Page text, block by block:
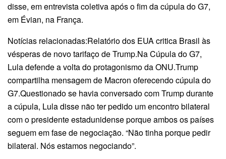
disse, em entrevista coletiva após o fim da cúpula do G7,
em Évian, na França.
Notícias relacionadas:Relatório dos EUA critica Brasil às
vésperas de novo tarifaço de Trump.Na Cúpula do G7,
Lula defende a volta do protagonismo da ONU.Trump
compartilha mensagem de Macron oferecendo cúpula do
G7.Questionado se havia conversado com Trump durante
a cúpula, Lula disse não ter pedido um encontro bilateral
com o presidente estadunidense porque ambos os países
seguem em fase de negociação. “Não tinha porque pedir
bilateral. Nós estamos negociando”.